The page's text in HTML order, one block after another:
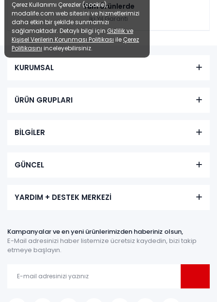
Tüm Ürünlerde
İki Yıl Garanti
KURUMSAL
ÜRÜN GRUPLARI
BİLGİLER
GÜNCEL
YARDIM + DESTEK MERKEZİ
Kampanyalar ve en yeni ürünlerimizden haberiniz olsun,
E-Mail adresinizi haber listemize ücretsiz kaydedin, bizi takip
etmeye başlayın.
Çerez Kullanımı Çerezler (cookie),
modalife.com web sitesini ve hizmetlerimizi
daha etkin bir şekilde sunmamızı
sağlamaktadır. Detaylı bilgi için Gizlilik ve
Kişisel Verilerin Korunması Politikası ile Çerez
Politikasını inceleyebilirsiniz.